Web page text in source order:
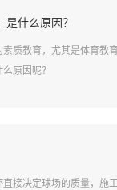
什么原因？
质教育，尤其是体育
原因呢？
接决定球场的质量，